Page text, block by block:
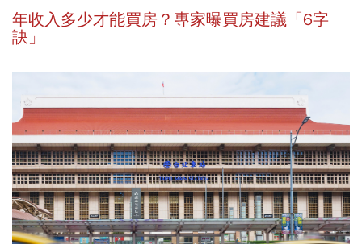
年收入多少才能買房？專家曝買房建議「6字
訣」